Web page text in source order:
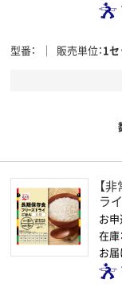
型番 販売単位 1セ
【
ラ
お申
在庫：
お届